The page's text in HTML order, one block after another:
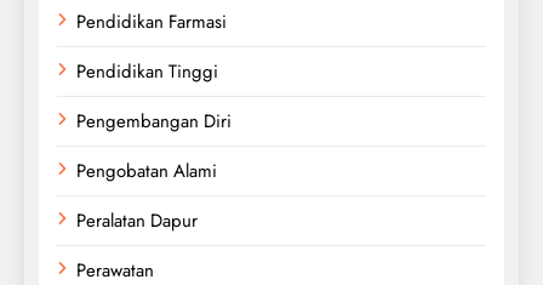
Pendidikan Farmasi
Pendidikan Tinggi
Pengembangan Diri
Pengobatan Alami
Peralatan Dapur
Perawatan